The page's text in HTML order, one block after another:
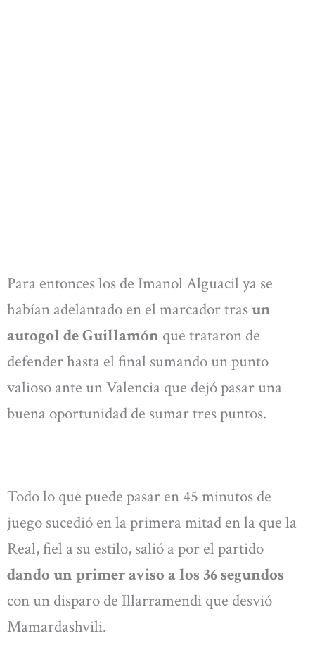
Para entonces los de Imanol Alguacil ya se
habían adelantado en el marcador trasun
autogol de Guillamón que trataron de
defender hasta el final sumando un punto
valioso ante un Valencia que dejó pasar una
buena oportunidad de sumar tres puntos.
Todo lo que puede pasar en 45 minutos de
juego sucedió en la primera mitad en la que la
Real, fiel a su estilo, salió a por el partido
dando un primer aviso a los 36 segundos
con un disparo de Illarramendi que desvió
Mamardashvili.